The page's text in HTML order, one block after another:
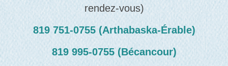
rendez-vous)
819 751‑0755 (Arthabaska-Érable)
819 995‑0755 (Bécancour)